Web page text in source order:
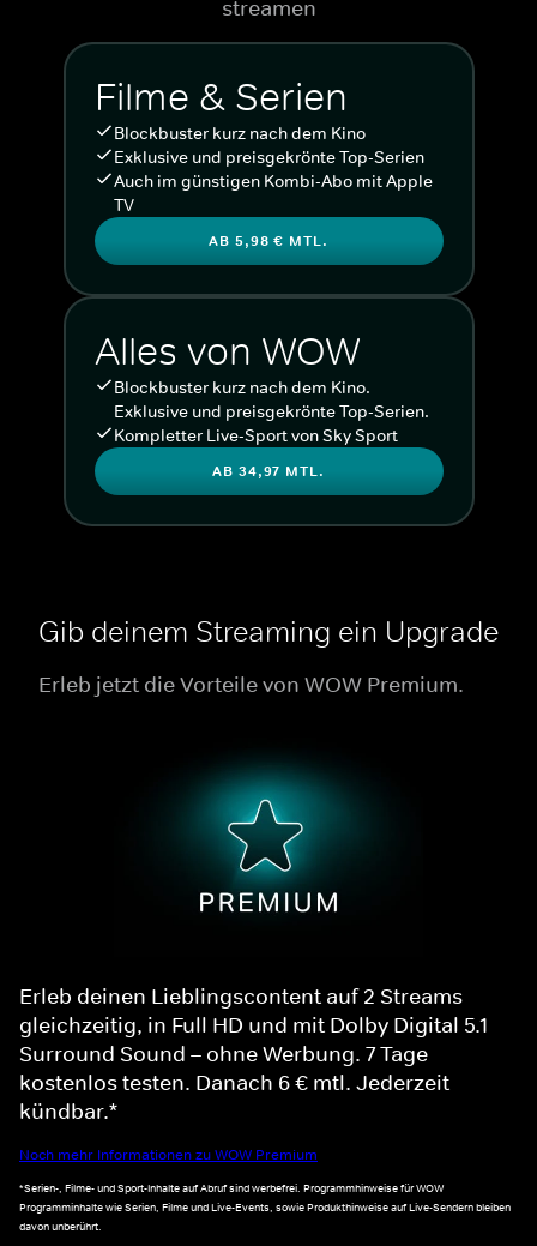
streamen
Filme & Serien
Blockbuster kurz nach dem Kino
Exklusive und preisgekrönte Top-Serien
Auch im günstigen Kombi-Abo mit Apple
TV
AB 5,98 € MTL.
Alles von WOW
Blockbuster kurz nach dem Kino.
Exklusive und preisgekrönte Top-Serien.
Kompletter Live-Sport von Sky Sport
AB 34,97 MTL.
Gib deinem Streaming ein Upgrade
Erleb jetzt die Vorteile von WOW Premium.
Erleb deinen Lieblingscontent auf 2 Streams
gleichzeitig, in Full HD und mit Dolby Digital 5.1
Surround Sound – ohne Werbung. 7 Tage
kostenlos testen. Danach 6 € mtl. Jederzeit
kündbar.*
Noch mehr Informationen zu WOW Premium
*Serien-, Filme- und Sport-Inhalte auf Abruf sind werbefrei. Programmhinweise für WOW
Programminhalte wie Serien, Filme und Live-Events, sowie Produkthinweise auf Live-Sendern bleiben
davon unberührt.